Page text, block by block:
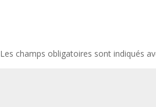
Les champs obligatoires sont indiqués